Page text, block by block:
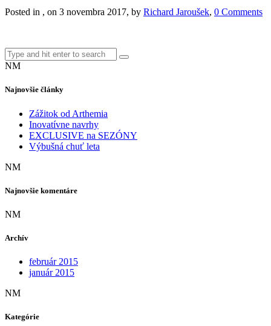
Posted in , on 3 novembra 2017, by Richard Jaroušek, 0 Comments
NM
Najnovšie články
Zážitok od Arthemia
Inovatívne navrhy
EXCLUSIVE na SEZÓNY
Výbušná chuť leta
NM
Najnovšie komentáre
NM
Archív
február 2015
január 2015
NM
Kategórie